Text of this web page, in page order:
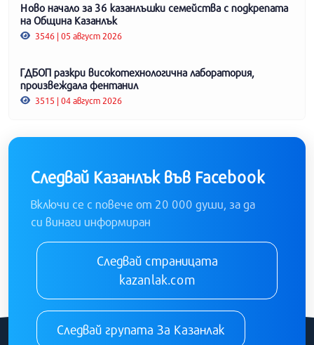
Ново начало за 36 казанлъшки семейства с подкрепата
на Община Казанлък
3546 | 05 август 2026
ГДБОП разкри високотехнологична лаборатория,
произвеждала фентанил
3515 | 04 август 2026
Следвай Казанлък във Facebook
Включи се с повече от 20 000 души, за да
си винаги информиран
Следвай страницата
kazanlak.com
Следвай групата За Казанлак